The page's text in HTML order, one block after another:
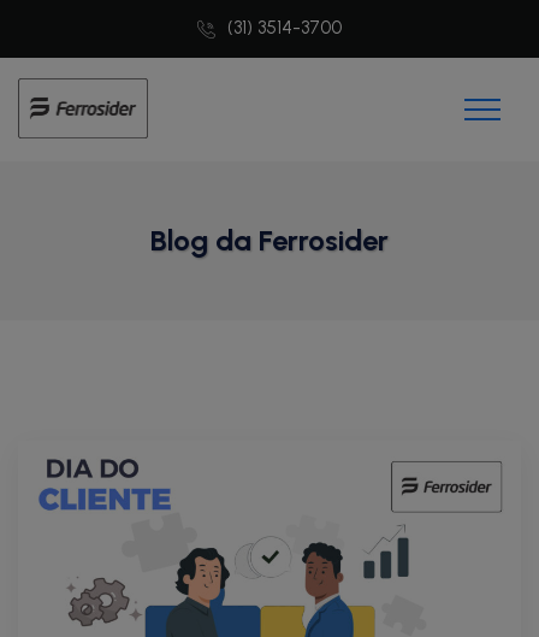
(31) 3514-3700
Blog da Ferrosider